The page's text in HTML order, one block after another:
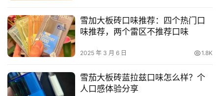
雪加大板砖口味推荐：四个热门口
味推荐，两个雷区不推荐口味
2025 年 3 月 6 日 1.8K
雪茄大板砖蓝拉兹口味怎么样？个
人口感体验分享